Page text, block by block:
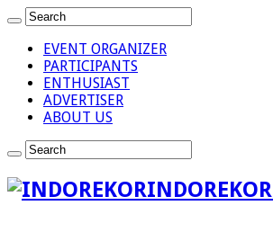
EVENT ORGANIZER
PARTICIPANTS
ENTHUSIAST
ADVERTISER
ABOUT US